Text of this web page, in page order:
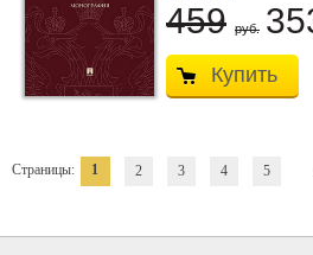
459 руб.
Купить
Страницы: 1 2 3 4 5